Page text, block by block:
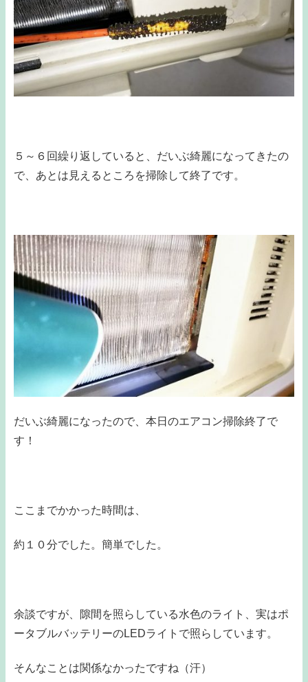
５～６回繰り返していると、だいぶ綺麗になってきたの
で、あとは見えるところを掃除して終了です。
だいぶ綺麗になったので、本日のエアコン掃除終了で
す！
ここまでかかった時間は、
約１０分でした。簡単でした。
余談ですが、隙間を照らしている水色のライト、実はポ
ータブルバッテリーのLEDライトで照らしています。
そんなことは関係なかったですね（汗）